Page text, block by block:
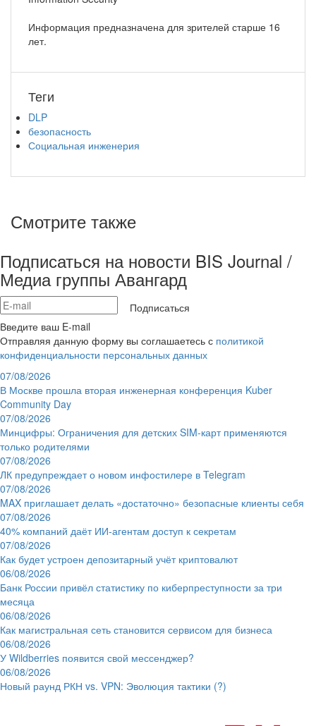
Информация предназначена для зрителей старше 16
лет.
Теги
DLP
безопасность
Социальная инженерия
Смотрите также
Подписаться на новости BIS Journal /
Медиа группы Авангард
Подписаться
Введите ваш E-mail
Отправляя данную форму вы соглашаетесь с политикой
конфиденциальности персональных данных
07/08/2026
В Москве прошла вторая инженерная конференция Kuber
Community Day
07/08/2026
Минцифры: Ограничения для детских SIM-карт применяются
только родителями
07/08/2026
ЛК предупреждает о новом инфостилере в Telegram
07/08/2026
MAX приглашает делать «достаточно» безопасные клиенты себя
07/08/2026
40% компаний даёт ИИ‑агентам доступ к секретам
07/08/2026
Как будет устроен депозитарный учёт криптовалют
06/08/2026
Банк России привёл статистику по киберпреступности за три
месяца
06/08/2026
Как магистральная сеть становится сервисом для бизнеса
06/08/2026
У Wildberries появится свой мессенджер?
06/08/2026
Новый раунд РКН vs. VPN: Эволюция тактики (?)